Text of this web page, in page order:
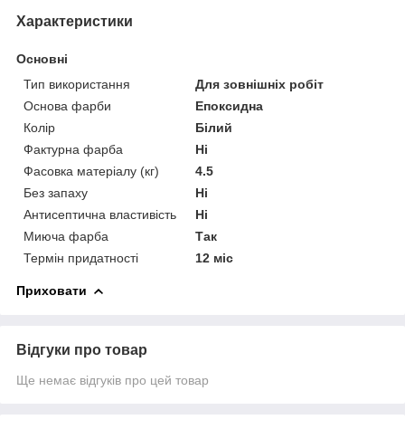
Характеристики
Основні
Тип використання
Для зовнішніх робіт
Основа фарби
Епоксидна
Колір
Білий
Фактурна фарба
Ні
Фасовка матеріалу (кг)
4.5
Без запаху
Ні
Антисептична властивість
Ні
Миюча фарба
Так
Термін придатності
12 міс
Приховати
Відгуки про товар
Ще немає відгуків про цей товар